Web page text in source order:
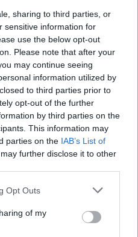
sharing to third parties, or
sensitive information for
use the below opt-out
Please note that after your
may continue seeing
information utilized by
to third parties prior to
opt-out of the further
by third parties on the
This information may
parties on the IAB’s List of
further disclose it to other
Opt Outs
of my
bánk